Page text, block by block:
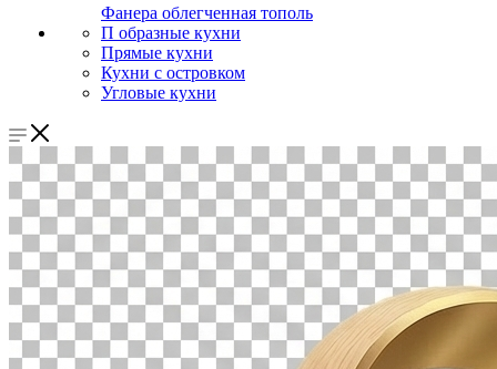
Фанера облегченная тополь
П образные кухни
Прямые кухни
Кухни с островком
Угловые кухни